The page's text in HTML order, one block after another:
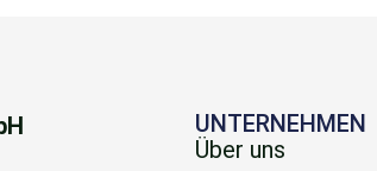
UNTERNEHMEN
Über uns